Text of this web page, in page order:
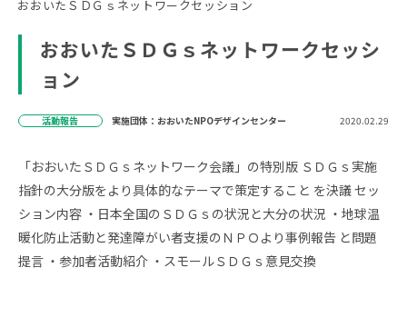
おおいたＳＤＧｓネットワークセッション
おおいたＳＤＧｓネットワークセッシ
ョン
活動報告 実施団体：おおいたNPOデザインセンター 2020.02.29
「おおいたＳＤＧｓネットワーク会議」の特別版 ＳＤＧｓ実施
指針の大分版をより具体的なテーマで策定すること を決議 セッ
ション内容 ・日本全国のＳＤＧｓの状況と大分の状況 ・地球温
暖化防止活動と発達障がい者支援のＮＰＯより事例報告 と問題
提言 ・参加者活動紹介 ・スモールＳＤＧｓ意見交換